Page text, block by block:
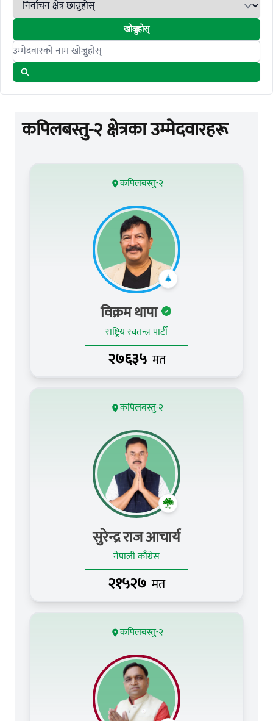
खोज्नुहोस्
Search candidates
कपिलबस्तु-२ क्षेत्रका उम्मेदवारहरू
कपिलबस्तु-२
विक्रम थापा
राष्ट्रिय स्वतन्त्र पार्टी
२७६३५ मत
कपिलबस्तु-२
सुरेन्द्र राज आचार्य
नेपाली काँग्रेस
२१५२७ मत
कपिलबस्तु-२